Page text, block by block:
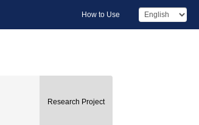
How to Use
Research Project